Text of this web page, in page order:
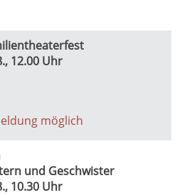
12.00 Uhr
möglich
und Geschwister
10.30 Uhr